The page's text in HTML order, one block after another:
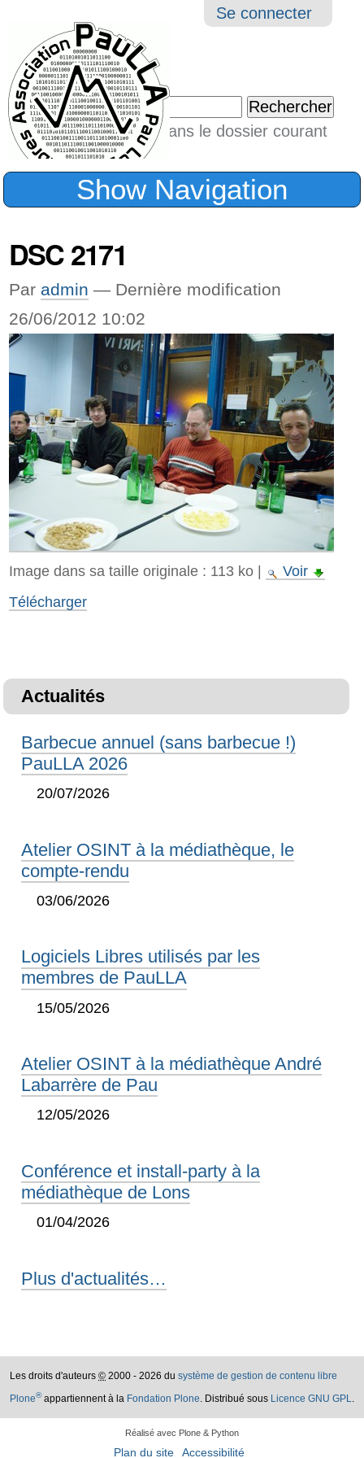
Outils
Se connecter
Chercher par
Seulement dans le dossier courant
Recherche
Show Navigation
DSC 2171
Par admin — Dernière modification
26/06/2012 10:02
Image dans sa taille originale : 113 ko|
Voir
Télécharger
Actualités
Barbecue annuel (sans barbecue !)
PauLLA 2026
20/07/2026
Atelier OSINT à la médiathèque, le
compte-rendu
03/06/2026
Logiciels Libres utilisés par les
membres de PauLLA
15/05/2026
Atelier OSINT à la médiathèque André
Labarrère de Pau
12/05/2026
Conférence et install-party à la
médiathèque de Lons
01/04/2026
Plus d'actualités…
Les droits d'auteurs © 2000 - 2026 du système de gestion de contenu libre
Plone®appartiennent à la Fondation Plone. Distribué sous Licence GNU GPL.
Réalisé avec Plone & Python
Plan du site Accessibilité